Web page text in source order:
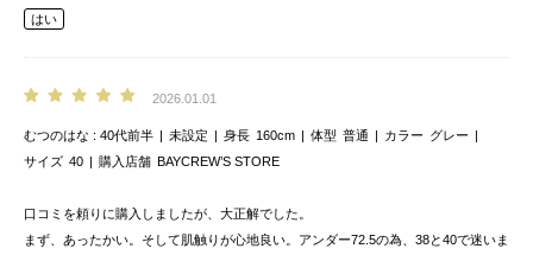
はい
2026.01.01
むつのはな 40代前半 未設定 身長 160cm 体型 普通 カラー グレー
サイズ 40 購入店舗 BAYCREW’S STORE
口コミを頼りに購入しましたが、大正解でした。
まず、あったかい。そして肌触りが心地良い。アンダー72.5の為、38と40で迷いま